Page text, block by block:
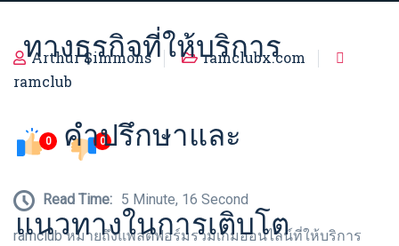
ทางธุรกิจที่ให้บริการ
คำปรึกษาและ
แนวทางในการเติบโต
Arthur Simmons
ramclubx.com
ramclub
0 0
Read Time: 5 Minute, 16 Second
ramclub หมายถึงแพลตฟอร์มรวมเกมออนไลน์ที่ให้บริการ